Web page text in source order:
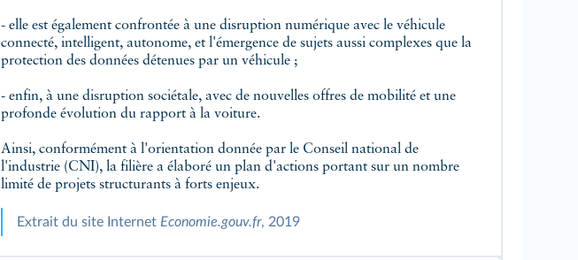
- elle est également confrontée à une disruption numérique avec le véhicule
connecté, intelligent, autonome, et l'émergence de sujets aussi complexes que la
protection des données détenues par un véhicule ;
- enfin, à une disruption sociétale, avec de nouvelles offres de mobilité et une
profonde évolution du rapport à la voiture.
Ainsi, conformément à l'orientation donnée par le Conseil national de
l'industrie (CNI), la filière a élaboré un plan d'actions portant sur un nombre
limité de projets structurants à forts enjeux.
Extrait du site Internet Economie.gouv.fr, 2019